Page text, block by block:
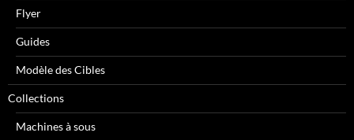
Flyer
Guides
Modèle des Cibles
Collections
Machines à sous